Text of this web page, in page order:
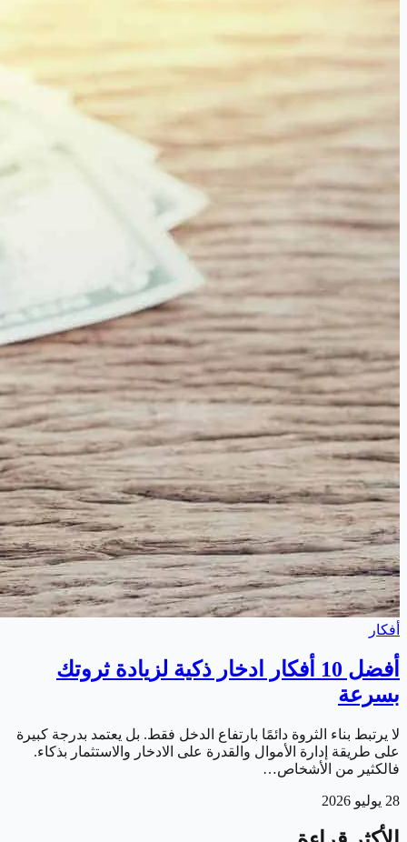
أفكار
أفضل 10 أفكار ادخار ذكية لزيادة ثروتك
بسرعة
لا يرتبط بناء الثروة دائمًا بارتفاع الدخل فقط. بل يعتمد بدرجة كبيرة
على طريقة إدارة الأموال والقدرة على الادخار والاستثمار بذكاء.
فالكثير من الأشخاص…
28 يوليو 2026